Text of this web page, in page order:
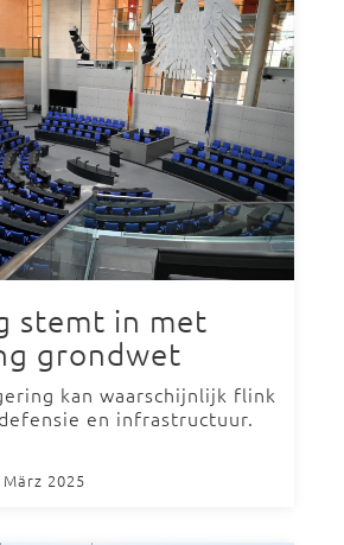
stemt in met
grondwet
kan waarschijnlijk flink
en infrastructuur.
2025